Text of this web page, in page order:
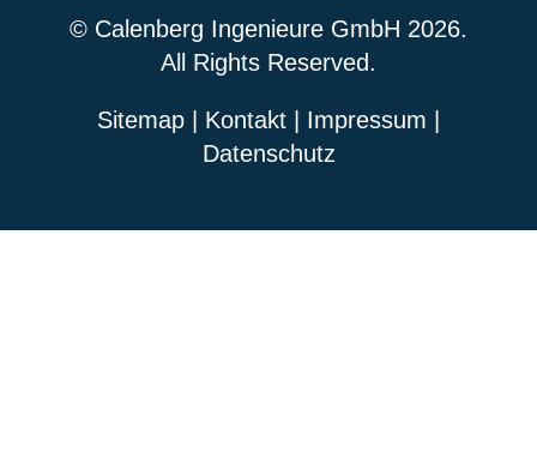
© Calenberg Ingenieure GmbH 2026.
All Rights Reserved.
Sitemap Kontakt Impressum
Datenschutz